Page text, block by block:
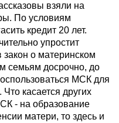
взяли на
По условиям
кредит 20 лет.
упростит
о материнском
семьям досрочно, до
МСК для
касается других
- на образование
матери, то здесь и